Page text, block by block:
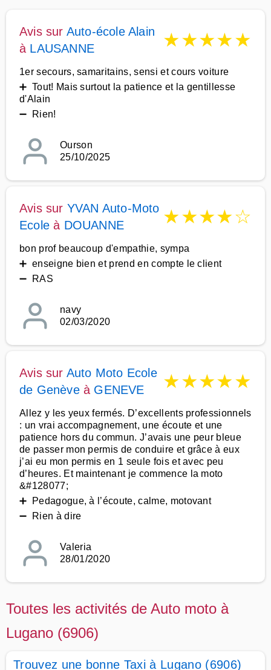
Avis sur Auto-école Alain
à LAUSANNE ★★★★★
1er secours, samaritains, sensi et cours voiture
➕ Tout! Mais surtout la patience et la gentillesse
d'Alain
➖ Rien!
Ourson
25/10/2025
Avis sur YVAN Auto-Moto
Ecole à DOUANNE ★★★★☆
bon prof beaucoup d'empathie, sympa
➕ enseigne bien et prend en compte le client
➖ RAS
navy
02/03/2020
Avis sur Auto Moto Ecole
de Genèveà GENEVE ★★★★★
Allez y les yeux fermés. D’excellents professionnels
: un vrai accompagnement, une écoute et une
patience hors du commun. J’avais une peur bleue
de passer mon permis de conduire et grâce à eux
j’ai eu mon permis en 1 seule fois et avec peu
d’heures. Et maintenant je commence la moto
&#128077;
➕ Pedagogue, à l’écoute, calme, motovant
➖ Rien à dire
Valeria
28/01/2020
Toutes les activités de Auto moto à
Lugano (6906)
Trouvez une bonne Taxi à Lugano (6906)